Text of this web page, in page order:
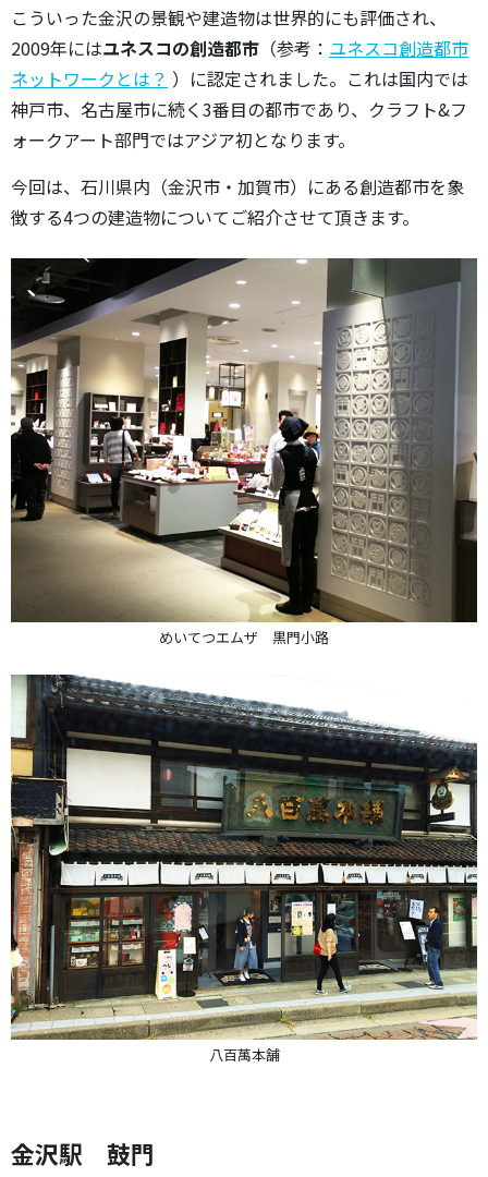
こういった金沢の景観や建造物は世界的にも評価され、
2009年にはユネスコの創造都市 （参考： ユネスコ創造都市
ネットワークとは？ ）に認定されました。これは国内では
神戸市、名古屋市に続く3番目の都市であり、クラフト&フ
ォークアート部門ではアジア初となります。
今回は、石川県内（金沢市・加賀市）にある創造都市を象
徴する4つの建造物についてご紹介させて頂きます。
めいてつエムザ 黒門小路
八百萬本舗
金沢駅 鼓門